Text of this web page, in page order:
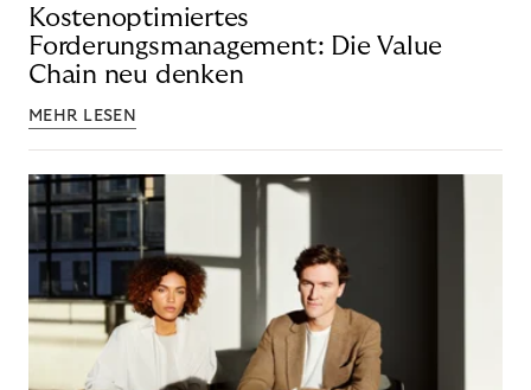
Kostenoptimiertes
Forderungsmanagement: Die Value
Chain neu denken
MEHR LESEN